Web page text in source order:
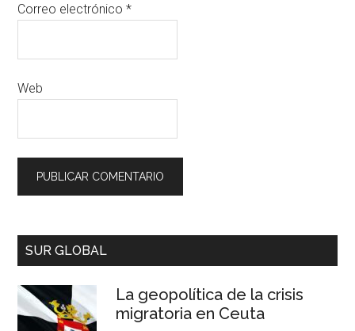
Correo electrónico*
Web
SUR GLOBAL
La geopolítica de la crisis
migratoria en Ceuta